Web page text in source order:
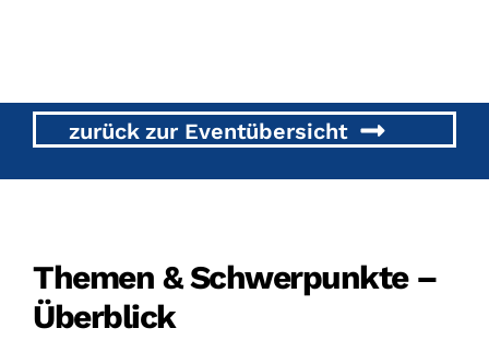
zurück zur Eventübersicht
Themen & Schwerpunkte –
Überblick